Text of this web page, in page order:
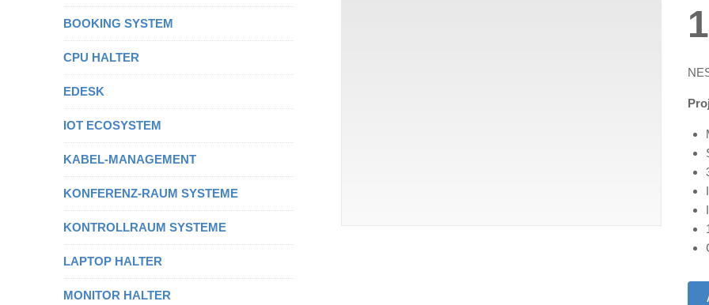
BOOKING SYSTEM
CPU HALTER
EDESK
IOT ECOSYSTEM
KABEL-MANAGEMENT
KONFERENZ-RAUM SYSTEME
KONTROLLRAUM SYSTEME
LAPTOP HALTER
MONITOR HALTER